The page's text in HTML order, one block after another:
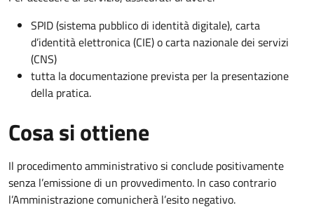
SPID (sistema pubblico di identità digitale), carta
d’identità elettronica (CIE) o carta nazionale dei servizi
(CNS)
tutta la documentazione prevista per la presentazione
della pratica.
Cosa si ottiene
Il procedimento amministrativo si conclude positivamente
senza l’emissione di un provvedimento. In caso contrario
l’Amministrazione comunicherà l’esito negativo.